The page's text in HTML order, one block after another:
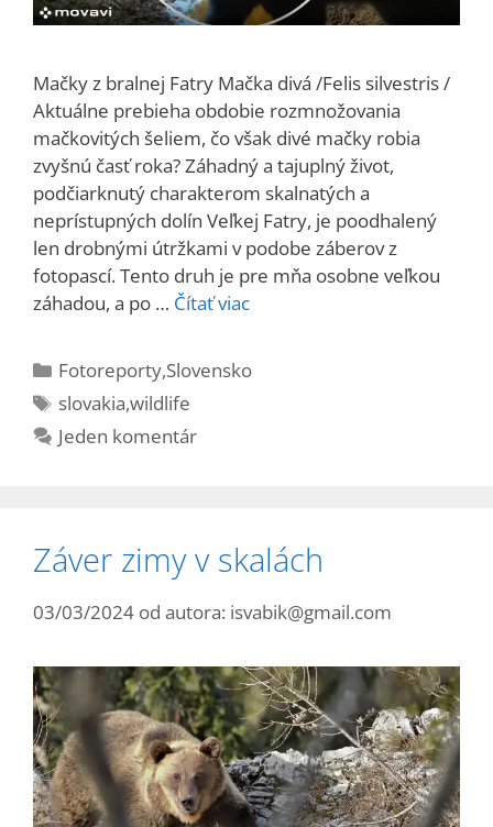
Mačky z bralnej Fatry Mačka divá /Felis silvestris /
Aktuálne prebieha obdobie rozmnožovania
mačkovitých šeliem, čo však divé mačky robia
zvyšnú časť roka? Záhadný a tajuplný život,
podčiarknutý charakterom skalnatých a
neprístupných dolín Veľkej Fatry, je poodhalený
len drobnými útržkami v podobe záberov z
fotopascí. Tento druh je pre mňa osobne veľkou
záhadou, a po … Čítať viac
Kategórie
Fotoreporty,Slovensko
Značky
slovakia,wildlife
Jeden komentár
Záver zimy v skalách
03/03/2024 od autora: isvabik@gmail.com